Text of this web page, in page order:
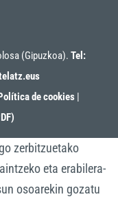
(Gipuzkoa). Tel:
de cookies|
zerbitzuetako
eta erabilera-
osoarekin gozatu